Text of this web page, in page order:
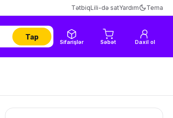
TətbiqLili-də satYardım Tema
Tap
Sifarişlər Səbət Daxil ol